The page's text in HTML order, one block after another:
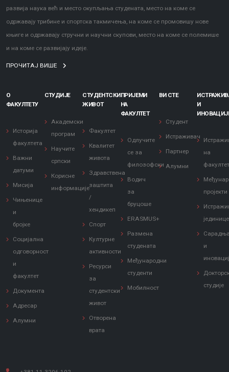
развија наука већ и место окупљања студената, место на коме се
одржавају трибине и спортска такмичења, на коме се промовишу нове
књиге и одржавају стручни и научни скупови, место на коме се полемише
и на коме се развијају идеје.
ПРОЧИТАЈ ВИШЕ
О
ФАКУЛТЕТУ
Историја
факултета
Важни
датуми
Мисија
Чињенице
и
бројке
Социјална
одговорност
и
факултет
Документа
Адресар
Алумни
СТУДИЈЕ
Академски
програм
Научите
српски
Корисне
информације
СТУДЕНТСКИ
ЖИВОТ
Факултет
Квалитет
живота
Здравствена
заштита
/
хендикеп
Спорт
Културне
активности
Ресурси
за
студентски
живот
Отворена
врата
ПРИЈЕМИ
НА
ФАКУЛТЕТ
Одлучите
се за
филозофски
Водич
за
бруцоше
ERASMUS+
Размена
студената
Међународни
студенти
Мобилност
ВИ СТЕ
Студент
Истраживач
Партнер
Алумни
И
на
пројекти
јединице
и
студије